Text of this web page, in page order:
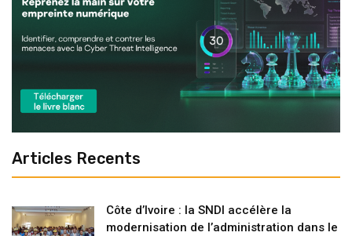
Articles Recents
Côte d’Ivoire : la SNDI accélère la
modernisation de l’administration dans le